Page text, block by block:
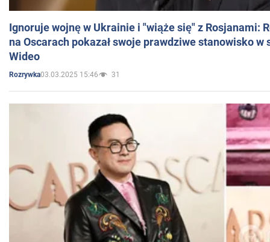
Ignoruje wojnę w Ukrainie i "wiąże się" z Rosjanami:
na Oscarach pokazał swoje prawdziwe stanowisko w
Wideo
Rozrywka03.03.2025 15:46 31